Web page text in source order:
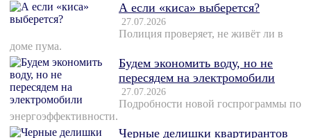
А если «киса» выберется?
27.07.2026
Полиция проверяет, не живёт ли в
доме пума.
Будем экономить воду, но не
пересядем на электромобили
27.07.2026
Подробности новой госпрограммы по
энергоэффективности.
Черные делишки квартирантов